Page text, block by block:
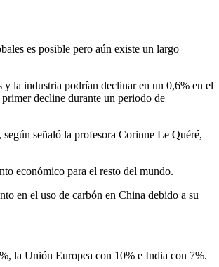
es posible pero aún existe un largo
la industria podrían declinar en un 0,6% en el
decline durante un periodo de
señaló la profesora Corinne Le Quéré,
económico para el resto del mundo.
en el uso de carbón en China debido a su
la Unión Europea con 10% e India con 7%.